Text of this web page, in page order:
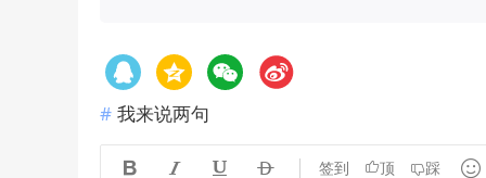
我来说两句
    签到 顶 踩 